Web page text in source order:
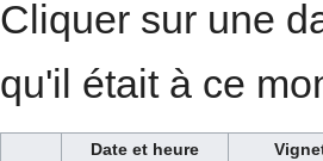
Cliquer sur une
qu'il était à ce
Date et heure